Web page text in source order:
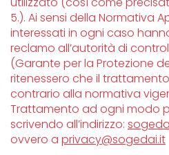
5.). Ai sensi della Normativa
interessati in ogni caso
reclamo all’autorità di
(Garante per la Protezione
ritenessero che il
contrario alla normativa
Trattamento ad ogni modo
scrivendo all’indirizzo:
ovvero a privacy@sogedai.it